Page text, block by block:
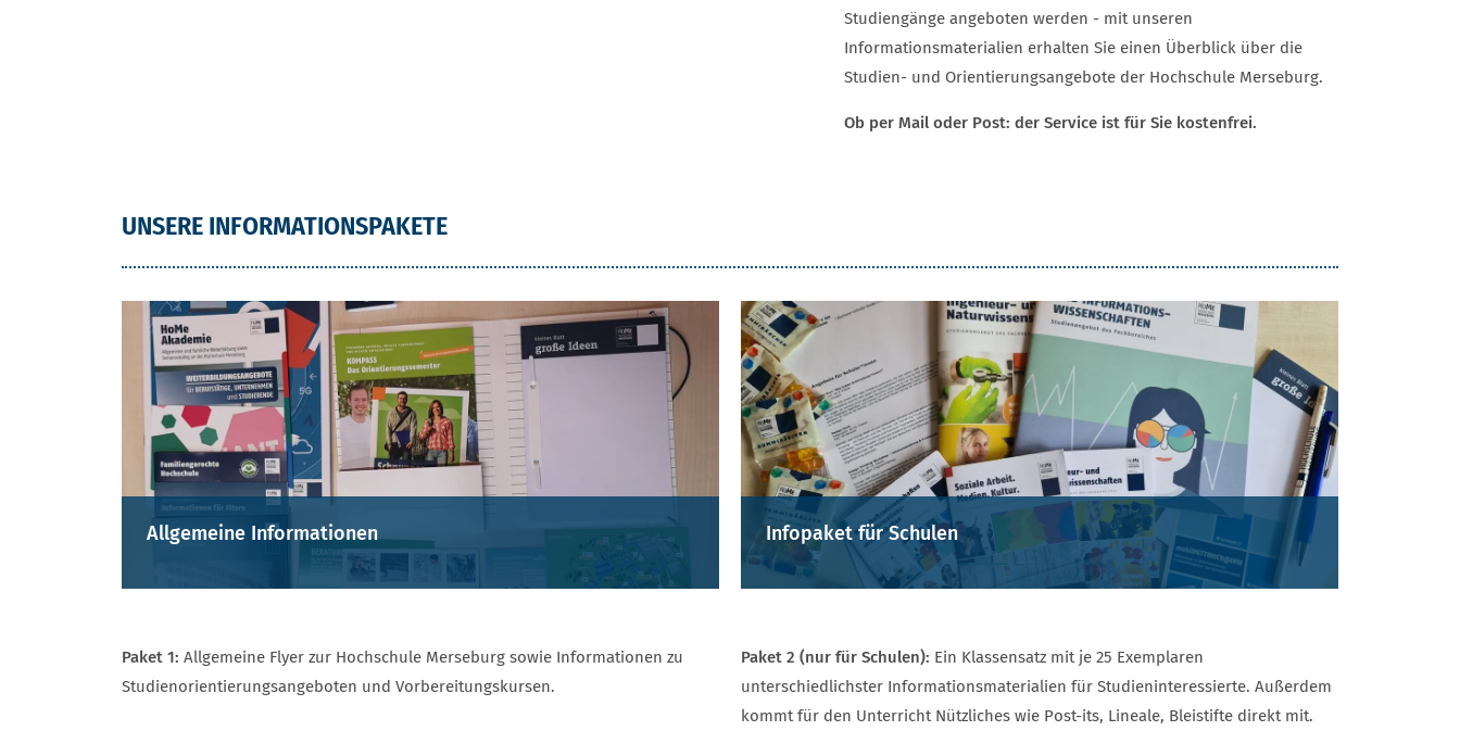
Studiengänge angeboten werden - mit unseren
Informationsmaterialien erhalten Sie einen Überblick über die
Studien- und Orientierungsangebote der Hochschule Merseburg.
Ob per Mail oder Post: der Service ist für Sie kostenfrei.
UNSERE INFORMATIONSPAKETE
Allgemeine Informationen
Paket 1: Allgemeine Flyer zur Hochschule Merseburg sowie Informationen zu
Studienorientierungsangeboten und Vorbereitungskursen.
Infopaket für Schulen
Paket 2 (nur für Schulen): Ein Klassensatz mit je 25 Exemplaren
unterschiedlichster Informationsmaterialien für Studieninteressierte. Außerdem
kommt für den Unterricht Nützliches wie Post-its, Lineale, Bleistifte direkt mit.